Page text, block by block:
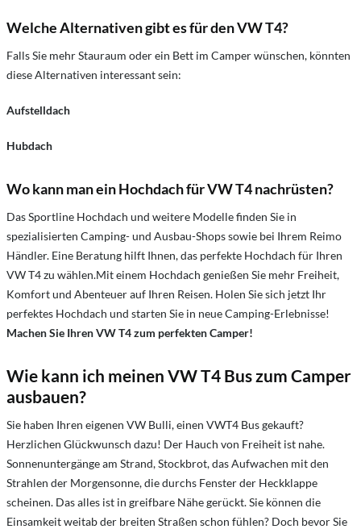
Welche Alternativen gibt es für den VW T4?
Falls Sie mehr Stauraum oder ein Bett im Camper wünschen, könnten
diese Alternativen interessant sein:
Aufstelldach
Hubdach
Wo kann man ein Hochdach für VW T4 nachrüsten?
Das Sportline Hochdach und weitere Modelle finden Sie in
spezialisierten Camping- und Ausbau-Shops sowie bei Ihrem Reimo
Händler. Eine Beratung hilft Ihnen, das perfekte Hochdach für Ihren
VW T4 zu wählen.Mit einem Hochdach genießen Sie mehr Freiheit,
Komfort und Abenteuer auf Ihren Reisen. Holen Sie sich jetzt Ihr
perfektes Hochdach und starten Sie in neue Camping-Erlebnisse!
Machen Sie Ihren VW T4 zum perfekten Camper!
Wie kann ich meinen VW T4 Bus zum Camper
ausbauen?
Sie haben Ihren eigenen VW Bulli, einen VWT4 Bus gekauft?
Herzlichen Glückwunsch dazu! Der Hauch von Freiheit ist nahe.
Sonnenuntergänge am Strand, Stockbrot, das Aufwachen mit den
Strahlen der Morgensonne, die durchs Fenster der Heckklappe
scheinen. Das alles ist in greifbare Nähe gerückt. Sie können die
Einsamkeit weitab der breiten Straßen schon fühlen? Doch bevor Sie